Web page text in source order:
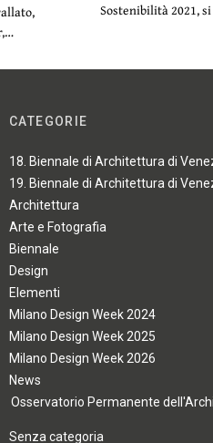
Sostenibilità 2021,
CATEGORIE
18. Biennale di Architettura di
19. Biennale di Architettura di
Architettura
Arte e Fotografia
Biennale
Design
Elementi
Milano Design Week 2024
Milano Design Week 2025
Milano Design Week 2026
News
Osservatorio Permanente
Senza categoria